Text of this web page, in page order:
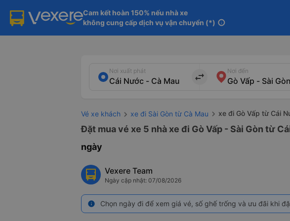
Cam kết hoàn 150% nếu nhà xe
không cung cấp dịch vụ vận chuyển (*) info
Nơi xuất phát
import_export
Nơi đến
Vé xe khách xe đi Sài Gòn từ Cà Mau xe đi Gò Vấp từ Cái
Đặt mua vé xe 5 nhà xe đi Gò Vấp - Sài Gòn từ
ngày
Vexere Team
Ngày cập nhật: 07/08/2026
info Chọn ngày đi để xem giá vé, số ghế trống và ưu đãi khi